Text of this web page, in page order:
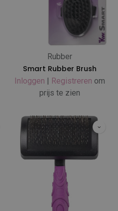
Rubber
Smart Rubber Brush
Inloggen | Registreren om
prijs te zien